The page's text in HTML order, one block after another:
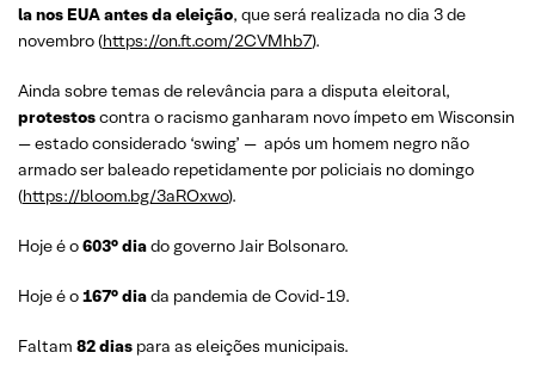
la nos EUA antes da eleição, que será realizada no dia 3 de
novembro (https://on.ft.com/2CVMhb7).
Ainda sobre temas de relevância para a disputa eleitoral,
protestoscontra o racismo ganharam novo ímpeto em Wisconsin
— estado considerado ‘swing’ — após um homem negro não
armado ser baleado repetidamente por policiais no domingo
(https://bloom.bg/3aROxwo).
Hoje é o603° diado governo Jair Bolsonaro.
Hoje é o167° diada pandemia de Covid-19.
Faltam 82 dias para as eleições municipais.